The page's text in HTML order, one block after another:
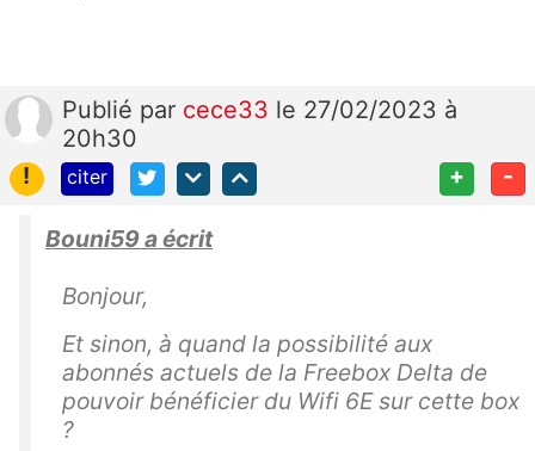
Publié par cece33 le 27/02/2023 à
20h30
!
citer + -
Bouni59 a écrit
Bonjour,
Et sinon, à quand la possibilité aux
abonnés actuels de la Freebox Delta de
pouvoir bénéficier du Wifi 6E sur cette box
?